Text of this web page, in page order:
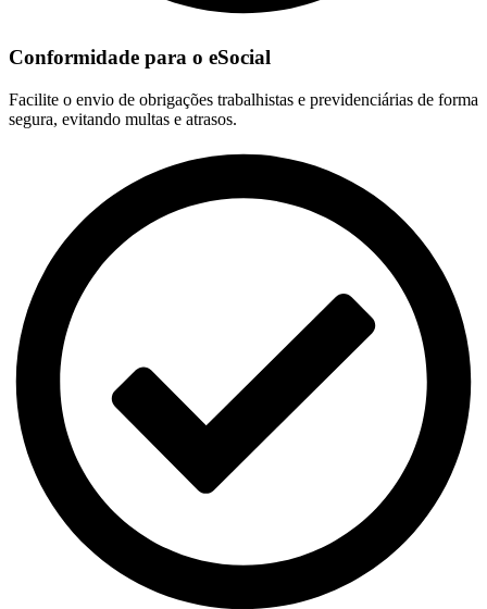
Conformidade para o eSocial
Facilite o envio de obrigações trabalhistas e previdenciárias de forma
segura, evitando multas e atrasos.